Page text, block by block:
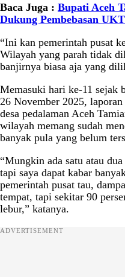
Baca Juga : Bupati Aceh
Dukung Pembebasan
“Ini kan pemerintah pusat
Wilayah yang parah tidak
banjirnya biasa aja yang
Memasuki hari ke-11 sejak
26 November 2025,
desa pedalaman Aceh
wilayah memang sudah
banyak pula yang belum
“Mungkin ada satu atau
tapi saya dapat kabar
pemerintah pusat tau,
tempat, tapi sekitar 90
lebur,” katanya.
ADVERTISEMENT